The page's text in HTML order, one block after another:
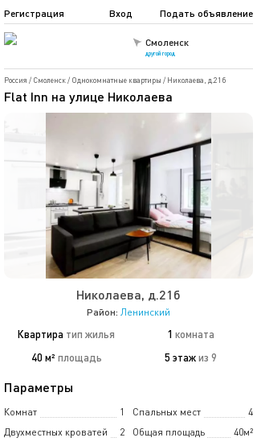
Смоленск
другой город
Подать объявление
Регистрация Вход
Россия / Смоленск/ Однокомнатные квартиры / Николаева, д.21б
Flat Inn на улице Николаева
Николаева, д.21б
Район: Ленинский
Квартира тип жилья 1 комната
40 м² площадь 5 этажиз 9
Параметры
Комнат 1 Спальных мест
4
Двухместных кроватей
2 Общая площадь
40м²